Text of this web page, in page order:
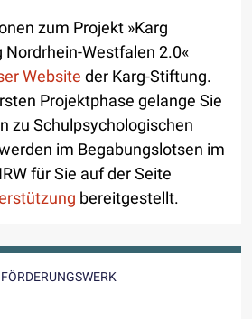
zum Projekt »Karg
Nordrhein-Westfalen 2.0«
Website der Karg-Stiftung.
Projektphase gelange Sie
zu Schulpsychologischen
im Begabungslotsen im
für Sie auf der Seite
bereitgestellt.